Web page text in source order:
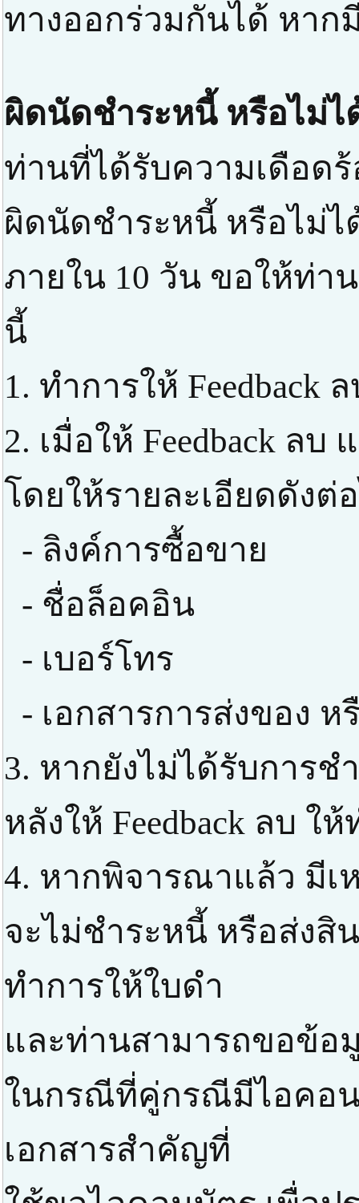
ทางออกร่วมกันได้ หาก
ผิดนัดชำระหนี้ หรือไม่ไ
ท่านที่ได้รับความเดือด
ผิดนัดชำระหนี้ หรือไม่ไ
ภายใน 10 วัน ขอให้ท่
นี้
1. ทำการให้ Feedback
2. เมื่อให้ Feedback ล
โดยให้รายละเอียดดังต่
- ลิงค์การซื้อขาย
- ชื่อล็อคอิน
- เบอร์โทร
- เอกสารการส่งของ ห
3. หากยังไม่ได้รับการ
หลังให้ Feedback ลบ ใ
4. หากพิจารณาแล้ว มีเ
จะไม่ชำระหนี้ หรือส่งสิ
ทำการให้ใบดำ
และท่านสามารถขอข้อ
ในกรณีที่คู่กรณีมีไอคอน
เอกสารสำคัญที่